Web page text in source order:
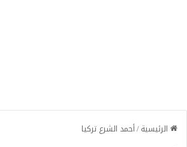
الرئيسية/أحمد الشرع تركيا